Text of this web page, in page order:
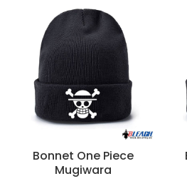
Bonnet One Piece
Mugiwara